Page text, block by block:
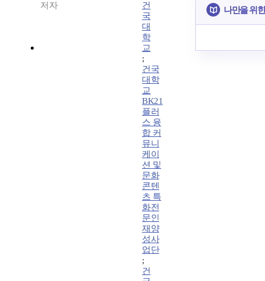
저자
건
국
대
학
교
;
건국
대학
교
BK21
플러
스 융
합 커
뮤니
케이
션 및
문화
콘텐
츠 특
화전
문인
재양
성사
업단
;
건
나만을 위